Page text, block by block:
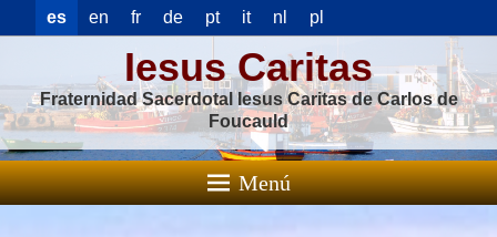
es en fr de pt it nl pl
Iesus Caritas
Fraternidad Sacerdotal Iesus Caritas de Carlos de
Foucauld
Menú